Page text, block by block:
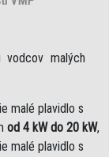
vodcov malých
malé plavidlo s
od 4 kW do 20 kW,
malé plavidlo s